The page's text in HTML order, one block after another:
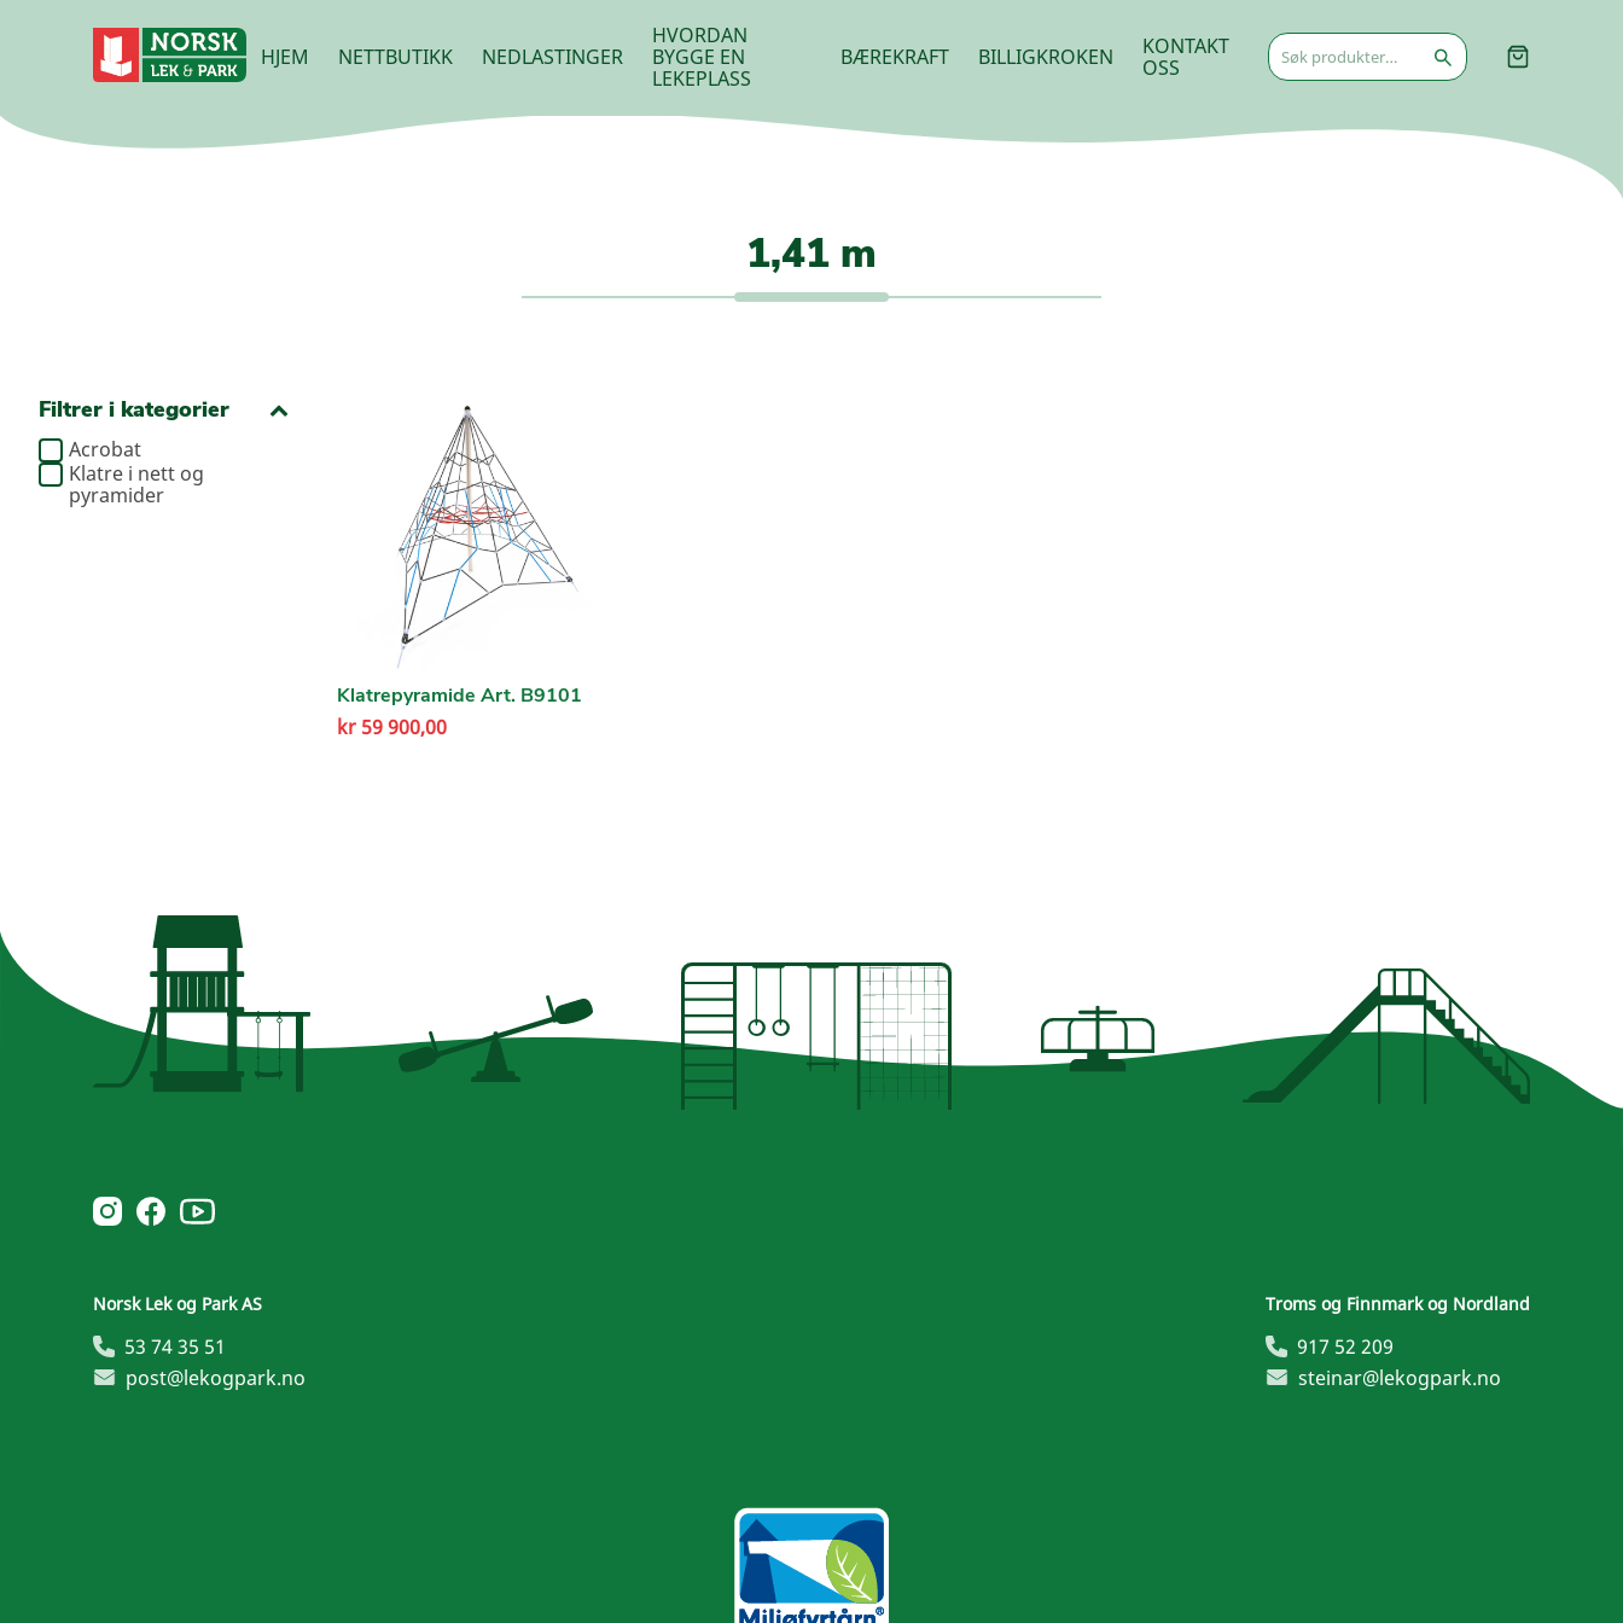
HJEM NETTBUTIKK NEDLASTINGER
HVORDAN
BYGGE EN
LEKEPLASS
BÆREKRAFT BILLIGKROKEN
KONTAKT
OSS
Søk
etter:
1,41 m
Filtrer i kategorier
Acrobat
Klatre i nett og
pyramider
Klatrepyramide Art. B9101
kr59 900,00
Norsk Leg & Park instagram
Norsk Leg & Park facebook
Norsk Leg & Park youtube
Norsk Lek og Park AS
53 74 35 51
post@lekogpark.no
Troms og Finnmark og Nordland
917 52 209
steinar@lekogpark.no